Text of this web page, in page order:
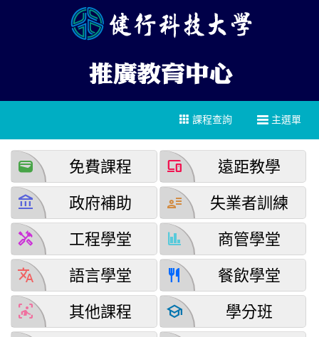
主選單
課程查詢
wallet 免費課程 devices 遠距教學
account_balance 政府補助 user_attributes 失業者訓練
handyman 工程學堂 finance 商管學堂
translate 語言學堂 restaurant 餐飲學堂
detection_and_zone 其他課程 school 學分班